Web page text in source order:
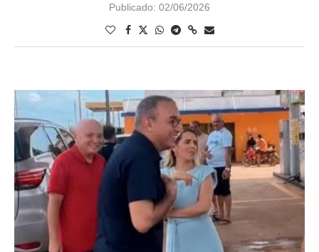
Publicado: 02/06/2026